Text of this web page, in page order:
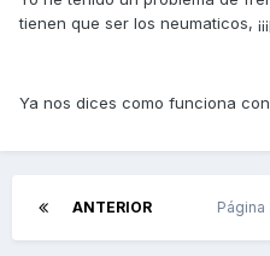
tienen que ser los neumaticos,
Ya nos dices como funciona
ANTERIOR Página